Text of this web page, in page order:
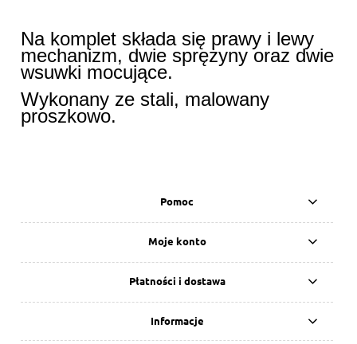
Na komplet składa się prawy i lewy
mechanizm, dwie sprężyny oraz dwie
wsuwki mocujące.
Wykonany ze stali, malowany
proszkowo.
Pomoc
Moje konto
Płatności i dostawa
Informacje